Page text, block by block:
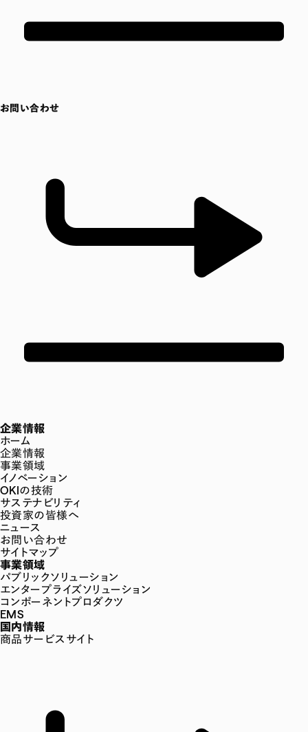
お問い合わせ
企業情報
ホーム
企業情報
事業領域
イノベーション
OKIの技術
サステナビリティ
投資家の皆様へ
ニュース
お問い合わせ
サイトマップ
事業領域
パブリックソリューション
エンタープライズソリューション
コンポーネントプロダクツ
EMS
国内情報
商品サービスサイト